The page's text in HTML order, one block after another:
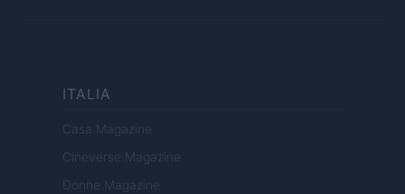
ITALIA
Casa Magazine
Cineverse Magazine
Donne Magazine